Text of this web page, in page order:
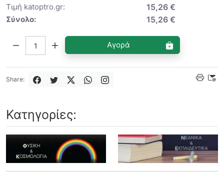
Τιμή katoptro.gr: 15,26 €
Σύνολο: 15,26 €
Αγορά
Share:
Κατηγορίες: